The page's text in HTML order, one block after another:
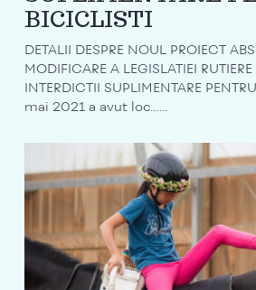
BICICLISTI
DETALII DESPRE NOUL PROIECT
MODIFICARE A LEGISLATIEI
INTERDICTII SUPLIMENTARE
mai 2021 a avut loc…...